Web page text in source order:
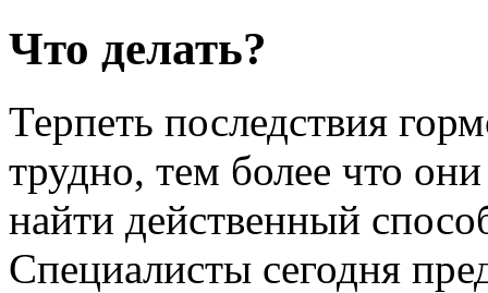
Что делать?
Терпеть последствия
трудно, тем более что
найти действенный
Специалисты сегодня